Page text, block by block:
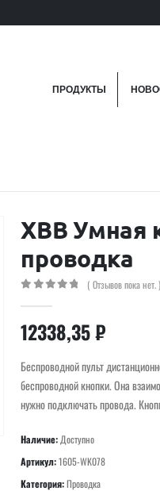
ПРОДУКТЫ
XBB Умная
проводка
( Отзывов пока нет. )
12338,35₽
Беспроводной пульт
беспроводной кнопки. Она
нужно подключать провода.
Наличие: Доступно
Артикул:1605-WK078
Категория:Проводка